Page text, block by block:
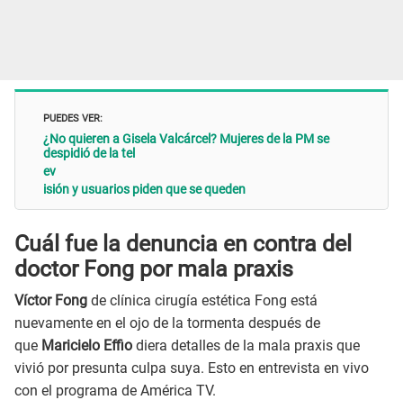
PUEDES VER:
¿No quieren a Gisela Valcárcel? Mujeres de la PM se
despidió de la tel
ev
isión y usuarios piden que se queden
Cuál fue la denuncia en contra del
doctor Fong por mala praxis
Víctor Fong de clínica cirugía estética Fong está
nuevamente en el ojo de la tormenta después de
que Maricielo Effio diera detalles de la mala praxis que
vivió por presunta culpa suya. Esto en entrevista en vivo
con el programa de América TV.